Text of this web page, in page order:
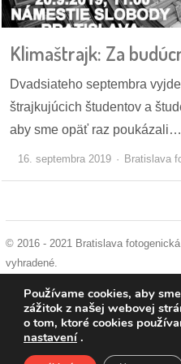
pozvánky
Historický
zákony
časti
konania
konania
pripomienkové
konania
Klimaštrajk: Za
Dvadsiateho septembra
štrajkujúcich študentov a
aby sme opäť raz poukázali…
16. septembra 2019 Bratislava
© 2016 - 2021 Bratislava
vyhradené.
cookies
Používame cookies, aby
zážitok z našej webovej
o tom, ktoré cookies
nastavení .